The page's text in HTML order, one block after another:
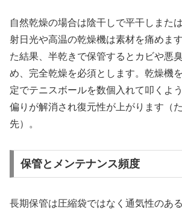
自然乾燥の場合は陰干しで平干しまた
射日光や高温の乾燥機は素材を痛めま
た結果、半乾きで保管するとカビや悪
め、完全乾燥を必須とします。乾燥機
定でテニスボールを数個入れて叩くよ
偏りが解消され復元性が上がります（
先）。
保管とメンテナンス頻度
長期保管は圧縮袋ではなく通気性のあ